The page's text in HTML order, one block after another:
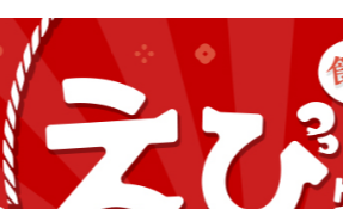
サーモン
サバ
り切身シリーズ
ギフト
おせち